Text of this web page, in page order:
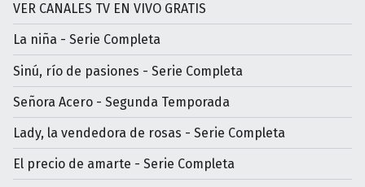
VER CANALES TV EN VIVO GRATIS
La niña - Serie Completa
Sinú, río de pasiones - Serie Completa
Señora Acero - Segunda Temporada
Lady, la vendedora de rosas - Serie Completa
El precio de amarte - Serie Completa